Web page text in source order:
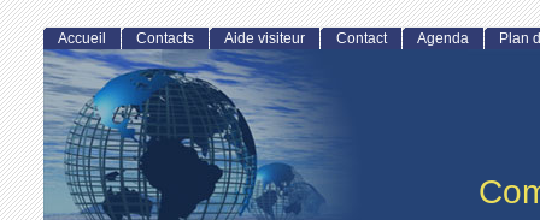
Accueil Contacts Aide visiteur Contact Agenda Plan